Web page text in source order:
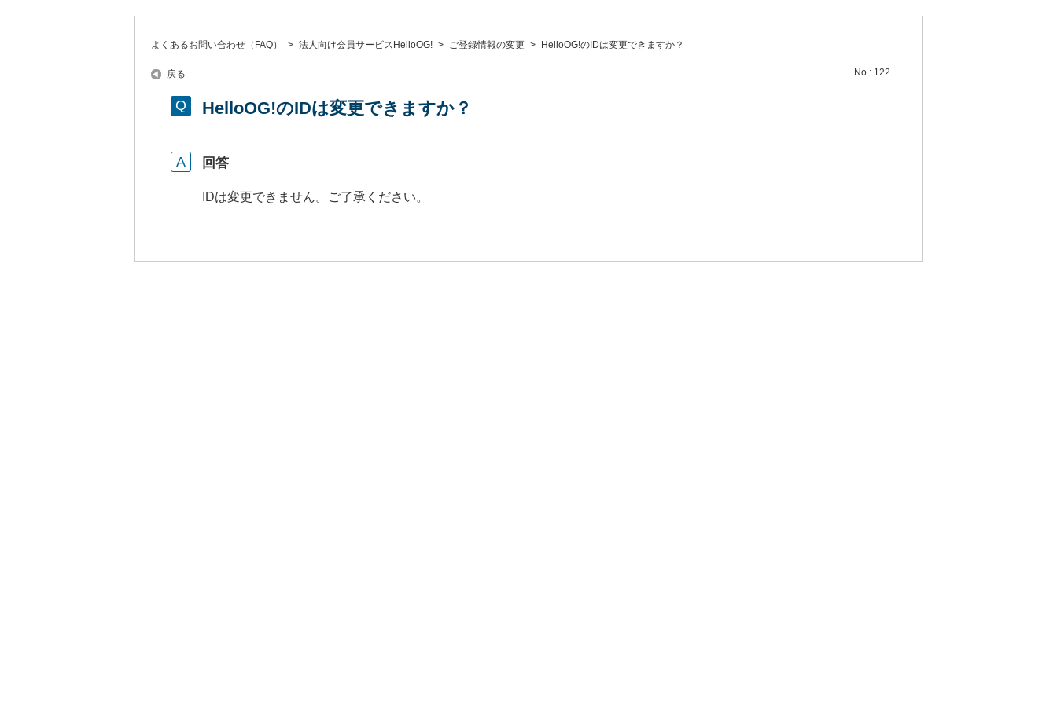
よくあるお問い合わせ（FAQ） > 法人向け会員サービスHelloOG! > ご登録情報の変更 > HelloOG!のIDは変更できますか？
戻る No : 122
HelloOG!のIDは変更できますか？
回答
IDは変更できません。ご了承ください。